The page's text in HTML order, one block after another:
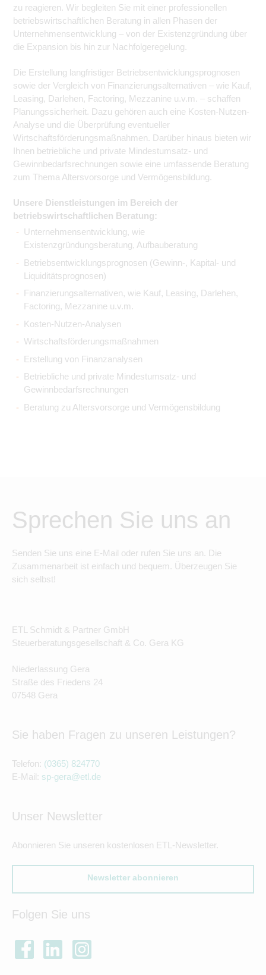
zu reagieren. Wir begleiten Sie mit einer professionellen
betriebswirtschaftlichen Beratung in allen Phasen der
Unternehmensentwicklung – von der Existenzgründung über
die Expansion bis hin zur Nachfolgeregelung.
Die Erstellung langfristiger Betriebsentwicklungsprognosen
sowie der Vergleich von Finanzierungsalternativen – wie Kauf,
Leasing, Darlehen, Factoring, Mezzanine u.v.m. – schaffen
Planungssicherheit. Dazu gehören auch eine Kosten-Nutzen-
Analyse und die Überprüfung eventueller
Wirtschaftsförderungsmaßnahmen. Darüber hinaus bieten wir
Ihnen betriebliche und private Mindestumsatz- und
Gewinnbedarfsrechnungen sowie eine umfassende Beratung
zum Thema Altersvorsorge und Vermögensbildung.
Unsere Dienstleistungen im Bereich der
betriebswirtschaftlichen Beratung:
Unternehmensentwicklung, wie
Existenzgründungsberatung, Aufbauberatung
Betriebsentwicklungsprognosen (Gewinn-, Kapital- und
Liquiditätsprognosen)
Finanzierungsalternativen, wie Kauf, Leasing, Darlehen,
Factoring, Mezzanine u.v.m.
Kosten-Nutzen-Analysen
Wirtschaftsförderungsmaßnahmen
Erstellung von Finanzanalysen
Betriebliche und private Mindestumsatz- und
Gewinnbedarfsrechnungen
Beratung zu Altersvorsorge und Vermögensbildung
Sprechen Sie uns an
Senden Sie uns eine E-Mail oder rufen Sie uns an. Die
Zusammenarbeit ist einfach und bequem. Überzeugen Sie
sich selbst!
ETL Schmidt & Partner GmbH
Steuerberatungsgesellschaft & Co. Gera KG
Niederlassung Gera
Straße des Friedens 24
07548 Gera
Sie haben Fragen zu unseren Leistungen?
Telefon: (0365) 824770
E-Mail: sp-gera@etl.de
Unser Newsletter
Abonnieren Sie unseren kostenlosen ETL-Newsletter.
Newsletter abonnieren
Folgen Sie uns